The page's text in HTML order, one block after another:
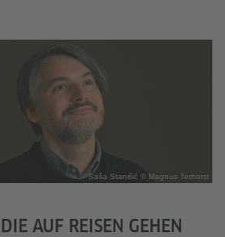
Saša Stanišić © Magnus Terhorst
AUF REISEN GEHEN